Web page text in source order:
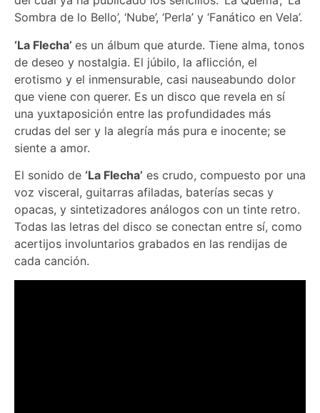
Sombra de lo Bello’, ‘Nube’, ‘Perla’ y ‘Fanático en Vela’.
‘La Flecha’ es un álbum que aturde. Tiene alma, tonos
de deseo y nostalgia. El júbilo, la aflicción, el
erotismo y el inmensurable, casi nauseabundo dolor
que viene con querer. Es un disco que revela en sí
una yuxtaposición entre las profundidades más
crudas del ser y la alegría más pura e inocente; se
siente a amor.
El sonido de ‘La Flecha’ es crudo, compuesto por una
voz visceral, guitarras afiladas, baterías secas y
opacas, y sintetizadores análogos con un tinte retro.
Todas las letras del disco se conectan entre sí, como
acertijos involuntarios grabados en las rendijas de
cada canción.